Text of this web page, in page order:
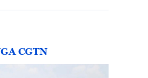
CGTN